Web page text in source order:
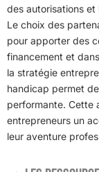
des autorisations et
Le choix des
pour apporter des
financement et
la stratégie
handicap permet
performante. Cette
entrepreneurs un
leur aventure